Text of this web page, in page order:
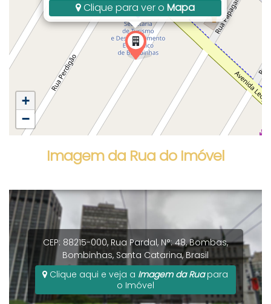
Clique para ver o Mapa
+
−
Imagem da Rua do Imóvel
CEP: 88215-000, Rua Pardal, N°:48,Bombas,
Bombinhas, Santa Catarina,Brasil
Clique aqui e veja a Imagem da Ruapara
o Imóvel